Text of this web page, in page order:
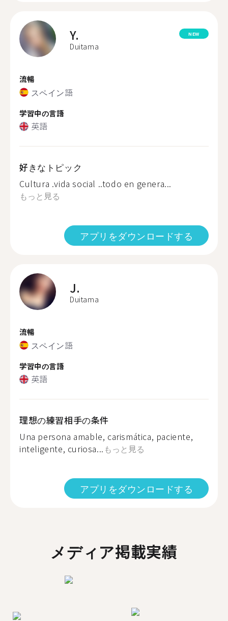
Y.
Duitama
NEW
流暢
スペイン語
学習中の言語
英語
好きなトピック
Cultura .vida social ..todo en genera...
もっと見る
アプリをダウンロードする
J.
Duitama
流暢
スペイン語
学習中の言語
英語
理想の練習相手の条件
Una persona amable, carismática, paciente,
inteligente, curiosa... もっと見る
アプリをダウンロードする
メディア掲載実績